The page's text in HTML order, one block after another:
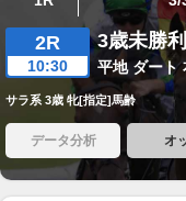
2R
10:30
3歳未勝利
平地 ダート
サラ系 3歳 牝[指定]馬齢
データ分析 オ